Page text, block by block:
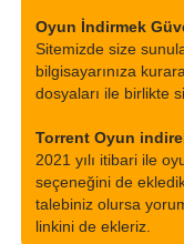
Oyun İndirmek
Sitemizde size
bilgisayarınıza
dosyaları ile birlikte
Torrent Oyun
2021 yılı itibari ile
seçeneğini de
talebiniz olursa
linkini de ekleriz.